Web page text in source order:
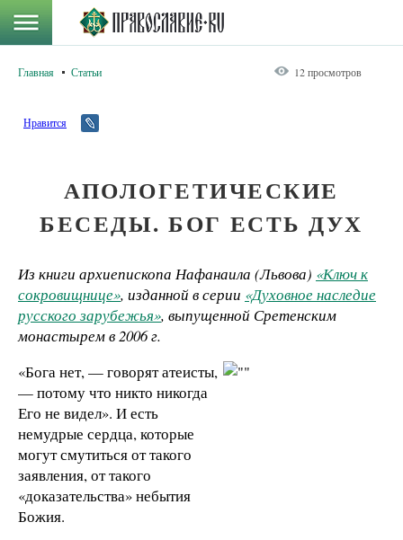
Главная Статьи 12 просмотров
Нравится
АПОЛОГЕТИЧЕСКИЕ
БЕСЕДЫ. БОГ ЕСТЬ ДУХ
Из книги архиепископа Нафанаила (Львова) «Ключ к
сокровищнице», изданной в серии «Духовное наследие
русского зарубежья», выпущенной Сретенским
монастырем в 2006 г.
«Бога нет, — говорят атеисты,
— потому что никто никогда
Его не видел». И есть
немудрые сердца, которые
могут смутиться от такого
заявления, от такого
«доказательства» небытия
Божия.